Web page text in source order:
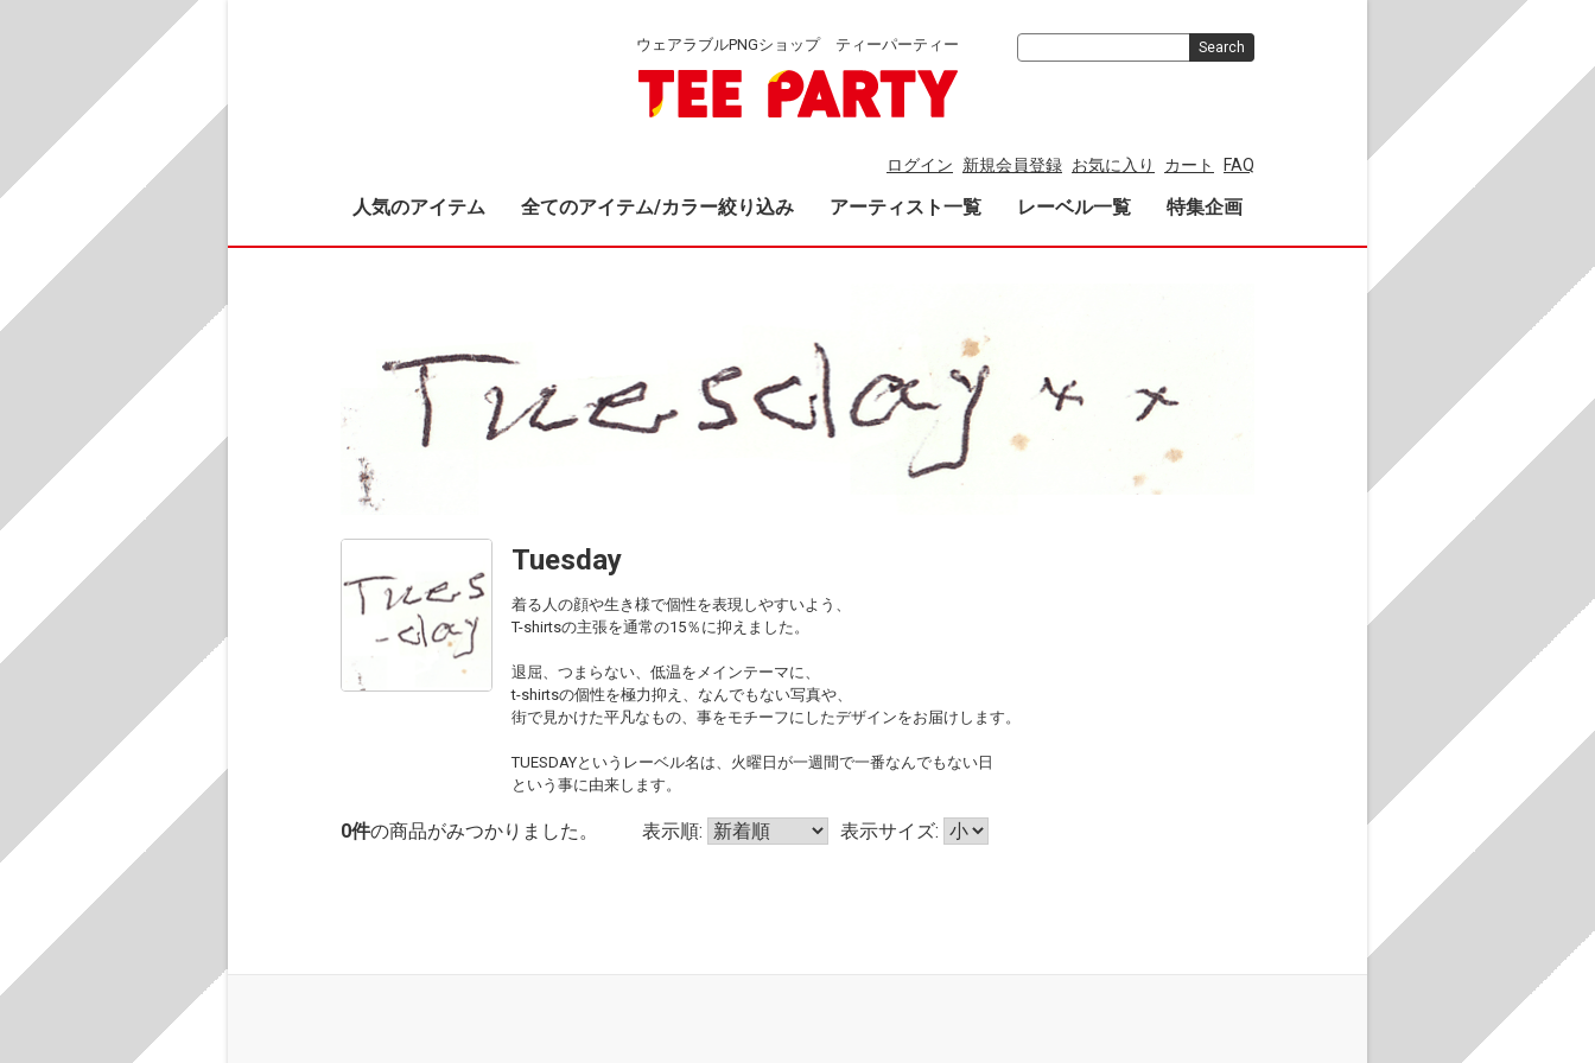
ウェアラブルPNGショップ ティーパーティー
ログイン 新規会員登録 お気に入り カート FAQ
人気のアイテム 全てのアイテム/カラー絞り込み アーティスト一覧 レーベル一覧 特集企画
Search
Tuesday
着る人の顔や生き様で個性を表現しやすいよう、
T-shirtsの主張を通常の15％に抑えました。
退屈、つまらない、低温をメインテーマに、
t-shirtsの個性を極力抑え、なんでもない写真や、
街で見かけた平凡なもの、事をモチーフにしたデザインをお届けします。
TUESDAYというレーベル名は、火曜日が一週間で一番なんでもない日
という事に由来します。
0件の商品がみつかりました。 表示順: 表示サイズ: